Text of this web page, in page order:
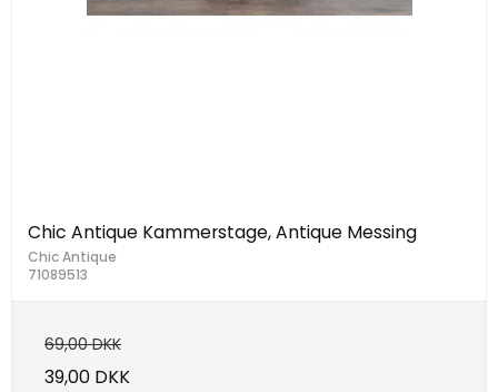
Chic Antique Kammerstage, Antique Messing
Chic Antique
71089513
69,00 DKK
39,00 DKK